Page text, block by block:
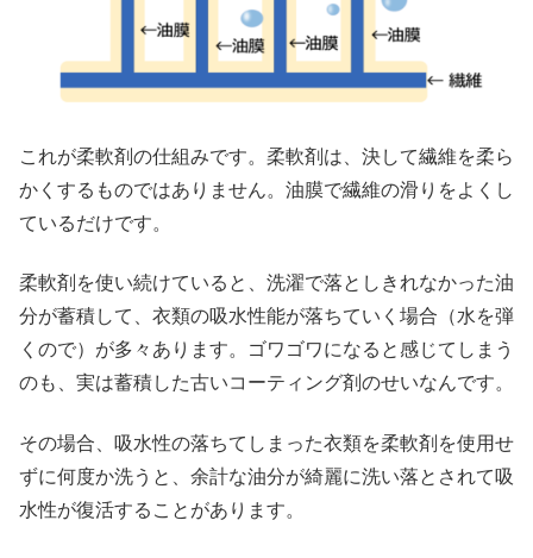
これが柔軟剤の仕組みです。柔軟剤は、決して繊維を柔ら
かくするものではありません。油膜で繊維の滑りをよくし
ているだけです。
柔軟剤を使い続けていると、洗濯で落としきれなかった油
分が蓄積して、衣類の吸水性能が落ちていく場合（水を弾
くので）が多々あります。ゴワゴワになると感じてしまう
のも、実は蓄積した古いコーティング剤のせいなんです。
その場合、吸水性の落ちてしまった衣類を柔軟剤を使用せ
ずに何度か洗うと、余計な油分が綺麗に洗い落とされて吸
水性が復活することがあります。